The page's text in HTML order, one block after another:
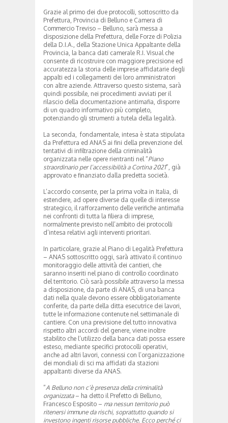
Grazie al primo dei due protocolli, sottoscritto da
Prefettura, Provincia di Belluno e Camera di
Commercio Treviso – Belluno, sarà messa a
disposizione della Prefettura, delle Forze di Polizia
della D.I.A., della Stazione Unica Appaltante della
Provincia, la banca dati camerale R.I. Visual che
consente di ricostruire con maggiore precisione ed
accuratezza la storia delle imprese affidatarie degli
appalti ed i collegamenti dei loro amministratori
con altre aziende. Attraverso questo sistema, sarà
quindi possibile, nei procedimenti avviati per il
rilascio della documentazione antimafia, disporre
di un quadro informativo più completo,
potenziando gli strumenti a tutela della legalità.
La seconda, fondamentale, intesa è stata stipulata
da Prefettura ed ANAS ai fini della prevenzione del
tentativi di infiltrazione della criminalità
organizzata nelle opere rientranti nel “Piano
straordinario per l’accessibilità a Cortina 2021”, già
approvato e finanziato dalla predetta società.
L’accordo consente, per la prima volta in Italia, di
estendere, ad opere diverse da quelle di interesse
strategico, il rafforzamento delle verifiche antimafia
nei confronti di tutta la filiera di imprese,
normalmente previsto nell’ambito dei protocolli
d’intesa relativi agli interventi prioritari.
In particolare, grazie al Piano di Legalità Prefettura
– ANAS sottoscritto oggi, sarà attivato il continuo
monitoraggio delle attività dei cantieri, che
saranno inseriti nel piano di controllo coordinato
del territorio. Ciò sarà possibile attraverso la messa
a disposizione, da parte di ANAS, di una banca
dati nella quale devono essere obbligatoriamente
conferite, da parte della ditta esecutrice dei lavori,
tutte le informazione contenute nel settimanale di
cantiere. Con una previsione del tutto innovativa
rispetto altri accordi del genere, viene inoltre
stabilito che l’utilizzo della banca dati possa essere
esteso, mediante specifici protocolli operativi,
anche ad altri lavori, connessi con l’organizzazione
dei mondiali di sci ma affidati da stazioni
appaltanti diverse da ANAS.
“A Belluno non c’è presenza della criminalità
organizzata– ha detto il Prefetto di Belluno,
Francesco Esposito – ma nessun territorio può
ritenersi immune da rischi, soprattutto quando si
investono ingenti risorse pubbliche. Ecco perché ci